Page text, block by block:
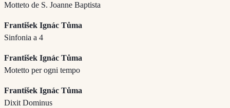
Motteto de S. Joanne Baptista
František Ignác Tůma
Sinfonia a 4
František Ignác Tůma
Motetto per ogni tempo
František Ignác Tůma
Dixit Dominus